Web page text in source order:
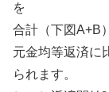
を
合計（下図A+B
元金均等返済に
られます。